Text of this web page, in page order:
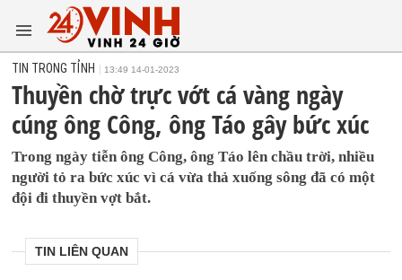
TIN TRONG TỈNH 13:49 14-01-2023
Thuyền chờ trực vớt cá vàng ngày
cúng ông Công, ông Táo gây bức xúc
Trong ngày tiễn ông Công, ông Táo lên chầu trời, nhiều
người tỏ ra bức xúc vì cá vừa thả xuống sông đã có một
đội đi thuyền vợt bắt.
TIN LIÊN QUAN